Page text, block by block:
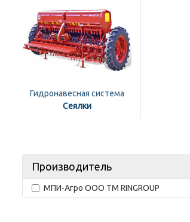
Гидронавесная система
Сеялки
Производитель
МПИ-Агро ООО TM RINGROUP